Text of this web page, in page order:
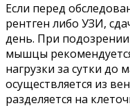
Если перед
рентген либо УЗИ,
день. При
мышцы
нагрузки за сутки до
осуществляется из
разделяется на